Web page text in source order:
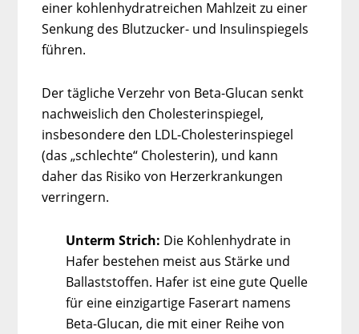
einer kohlenhydratreichen Mahlzeit zu einer
Senkung des Blutzucker- und Insulinspiegels
führen.
Der tägliche Verzehr von Beta-Glucan senkt
nachweislich den Cholesterinspiegel,
insbesondere den LDL-Cholesterinspiegel
(das „schlechte“ Cholesterin), und kann
daher das Risiko von Herzerkrankungen
verringern.
Unterm Strich: Die Kohlenhydrate in
Hafer bestehen meist aus Stärke und
Ballaststoffen. Hafer ist eine gute Quelle
für eine einzigartige Faserart namens
Beta-Glucan, die mit einer Reihe von